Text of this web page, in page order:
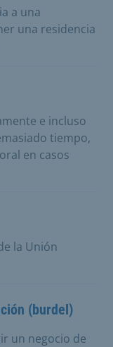
a una
una residencia
e incluso
tiempo,
en casos
la Unión
(burdel)
un negocio de